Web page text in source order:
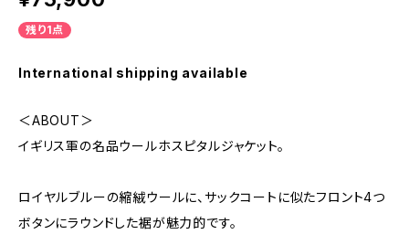
残り1点
International shipping available
＜ABOUT＞
イギリス軍の名品ウールホスピタルジャケット。
ロイヤルブルーの縮絨ウールに、サックコートに似たフロント4つ
ボタンにラウンドした裾が魅力的です。